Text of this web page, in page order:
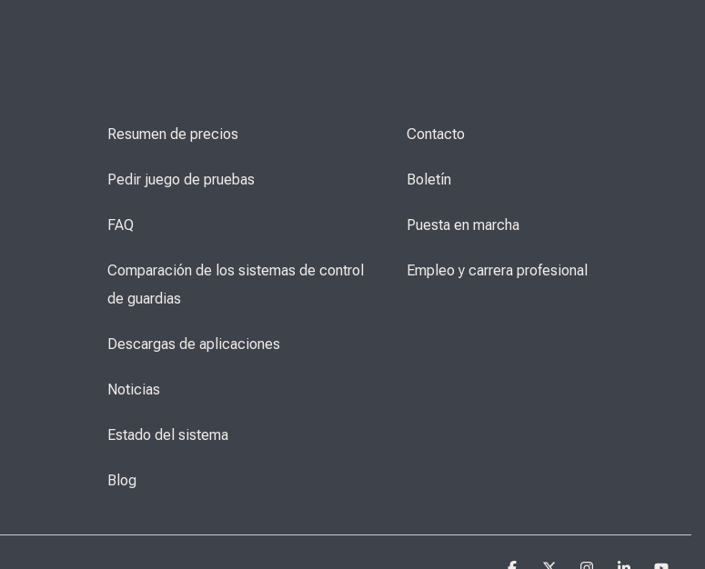
Resumen de precios
Pedir juego de pruebas
FAQ
Comparación de los sistemas de control
de guardias
Descargas de aplicaciones
Noticias
Estado del sistema
Blog
Contacto
Boletín
Puesta en marcha
Empleo y carrera profesional